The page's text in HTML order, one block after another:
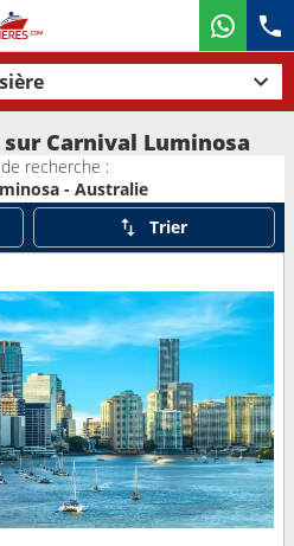
Compagnies
Carnival Luminosa
recherche :
- Australie
Trier